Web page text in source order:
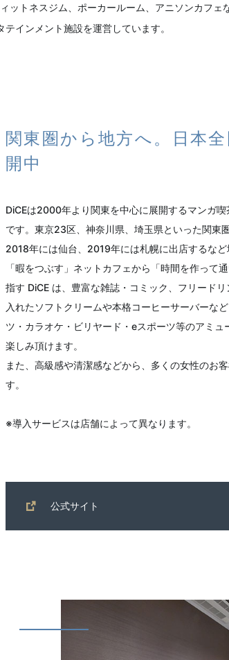
ットネスジム、ポーカールーム、アニソンカフェ
インメント施設を運営しています。
関東圏から地方へ。日本
開中
DiCEは2000年より関東を中心に展開するマンガ喫
です。東京23区、神奈川県、埼玉県といった関東
2018年には仙台、2019年には札幌に出店するなど
「暇をつぶす」ネットカフェから「時間を作って
指す DiCE は、豊富な雑誌・コミック、フリード
入れたソフトクリームや本格コーヒーサーバーな
ツ・カラオケ・ビリヤード・eスポーツ等のアミュ
楽しみ頂けます。
また、高級感や清潔感などから、多くの女性のお
す。
※導入サービスは店舗によって異なります。
公式サイト